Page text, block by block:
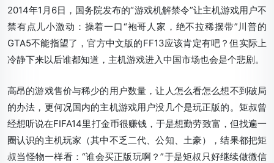
2014年1月6日，国务院发布的“游戏机解禁令”让主机游戏用户不
禁有点儿小激动：操着一口“袍哥人家，绝不拉稀摆带”川普的
GTA5不能指望了，官方中文版的FF13应该肯定有吧？但实际上
冷静下来以后谁都知道，主机游戏进入中国市场也会是个悲剧。
高昂的游戏售价与稀少的用户数量，让人怎么看怎么想不到破局
的办法，更何况国内的主机游戏用户没几个是玩正版的。矩叔曾
经想听说在FIFA14里打金币很赚钱，于是想勤劳致富，但找遍一
圈认识的主机玩家（其中不乏二代、公知、土豪），结果都把矩
叔当怪物一样看：“谁会买正版玩啊？”于是矩叔只好继续做微信